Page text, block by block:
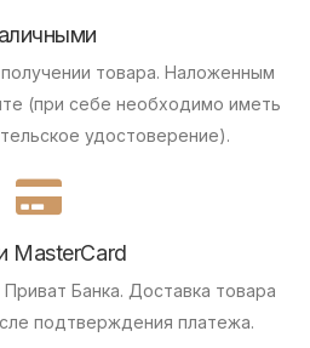
товара. Наложенным
(при себе необходимо иметь
удостоверение).
MasterCard
Банка. Доставка товара
подтверждения платежа.